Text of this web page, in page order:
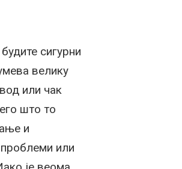
сигурни
велику
или чак
што то
и
или